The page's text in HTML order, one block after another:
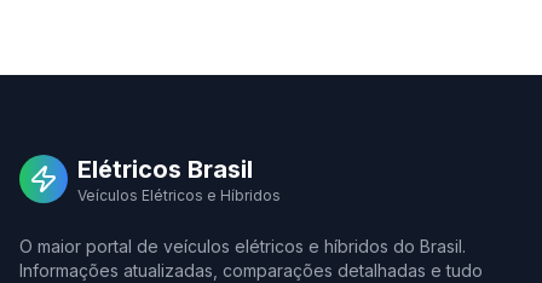
Elétricos Brasil
Veículos Elétricos e Híbridos
O maior portal de veículos elétricos e híbridos do Brasil.
Informações atualizadas, comparações detalhadas e tudo